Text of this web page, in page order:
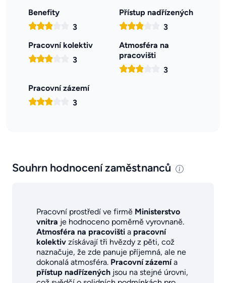
Benefity
3
Přístup nadřízených
3
Pracovní kolektiv
3
Atmosféra na
pracovišti
3
Pracovní zázemí
3
Souhrn hodnocení zaměstnanců
Pracovní prostředí ve firmě Ministerstvo
vnitra je hodnoceno poměrně vyrovnaně.
Atmosféra na pracovišti a pracovní
kolektiv získávají tři hvězdy z pěti, což
naznačuje, že zde panuje příjemná, ale ne
dokonalá atmosféra. Pracovní zázemía
přístup nadřízených jsou na stejné úrovni,